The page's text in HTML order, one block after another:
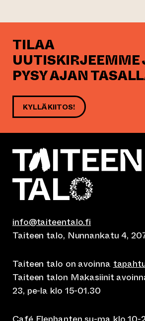
TILAA
UUTISKIRJEEMME
PYSY AJAN
KYLLÄ KIITOS!
info@taiteentalo.fi
Taiteen talo, Nunnankatu 4,
Taiteen talo on avoinna
Taiteen talon Makasiinit
23, pe-la klo 15-01.30